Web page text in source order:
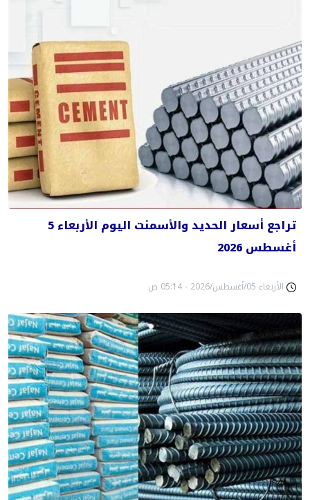
تراجع أسعار الحديد والأسمنت اليوم الأربعاء 5
أغسطس 2026
الأربعاء 05/أغسطس/2026 - 05:14 ص